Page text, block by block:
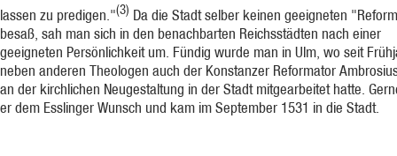
lassen zu predigen."(3) Da die Stadt selber keinen geeigneten
besaß, sah man sich in den benachbarten Reichsstädten nach einer
geeigneten Persönlichkeit um. Fündig wurde man in Ulm, wo seit
neben anderen Theologen auch der Konstanzer Reformator
an der kirchlichen Neugestaltung in der Stadt mitgearbeitet hatte.
er dem Esslinger Wunsch und kam im September 1531 in die Stadt.